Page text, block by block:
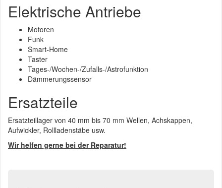
Elektrische Antriebe
Motoren
Funk
Smart-Home
Taster
Tages-/Wochen-/Zufalls-/Astrofunktion
Dämmerungssensor
Ersatzteile
Ersatzteillager von 40 mm bis 70 mm Wellen, Achskappen,
Aufwickler, Rollladenstäbe usw.
Wir helfen gerne bei der Reparatur!